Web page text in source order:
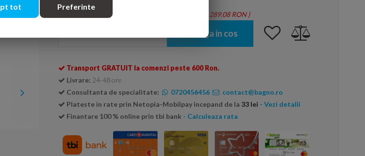
Se livreaza doar la cutie ( 1 cutie = 1.46 mp - Total: 289.08 RON )
Adauga in cos
Transport GRATUIT la comenzi peste 600 Ron.
Livrare: 24-48 ore
Consultanta de specialitate:
0720456456
contact@bagno.ro
Plateste in rate prin Netopia-Mobilpay incepand de la 33 lei - Vezi detalii
Finantare 100 % online prin tbi bank - Calculeaza rata
tot Preferinte